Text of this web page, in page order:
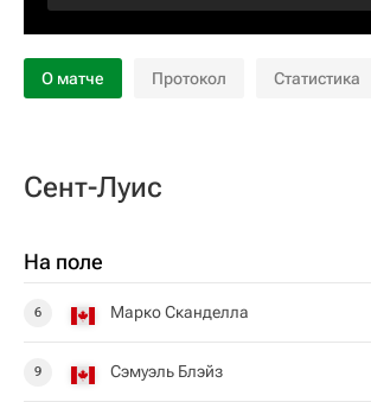
О матче Протокол Статистика
Сент-Луис
На поле
6 Марко Сканделла
9 Сэмуэль Блэйз